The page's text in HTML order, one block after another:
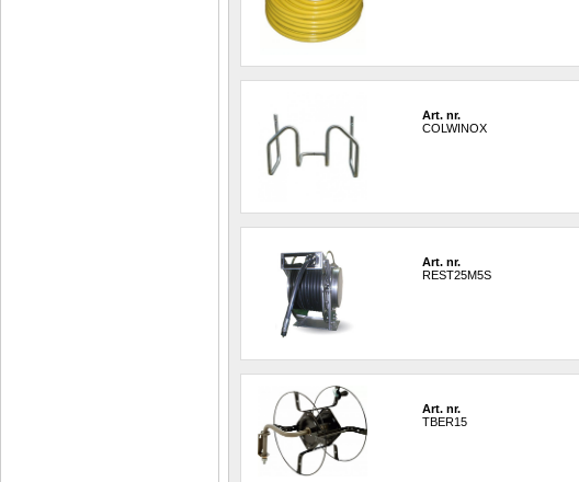
Art. nr.
COLWINOX
Art. nr.
REST25M5S
Art. nr.
TBER15